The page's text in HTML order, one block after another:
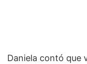
Daniela contó que